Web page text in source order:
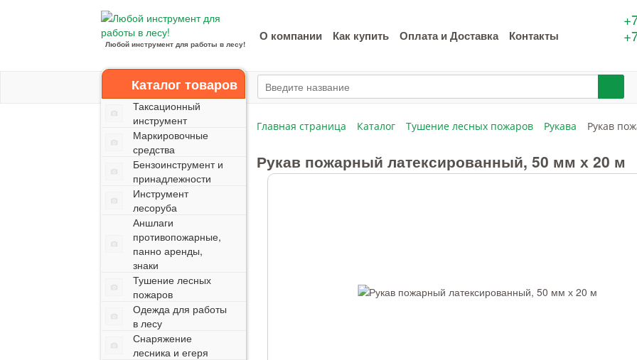
Любой инструмент для работы в лесу!
О компании Как купить Оплата и Доставка Контакты
Каталог товаров
Таксационный
инструмент
Маркировочные
средства
Бензоинструмент и
принадлежности
Инструмент
лесоруба
Аншлаги
противопожарные,
панно аренды,
знаки
Тушение лесных
пожаров
Одежда для работы
в лесу
Снаряжение
лесника и егеря
Главная страница Каталог Тушение лесных пожаров Рукава Рукав
Рукав пожарный латексированный, 50 мм х 20 м